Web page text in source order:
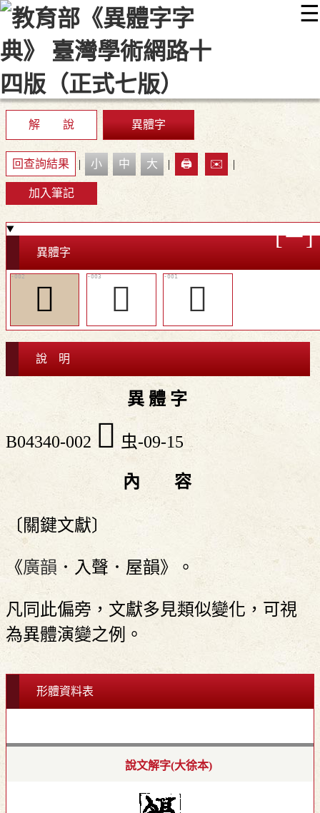
☰
::: 最新消息 常見問題 編輯說明
顯示模式
網站導覽
解 說 異體字
回查詢結果 | 小 中 大 | 🖨️ ✉️ |
加入筆記
異體字
󸥥 󸥦 𧐛
說 明
異 體 字
B04340-002 󸥥 虫-09-15
內 容
〔關鍵文獻〕
《廣韻 ．入聲．屋韻》。
凡同此偏旁，文獻多見類似變化，可視
為異體演變之例。
形體資料表
說文解字(大徐本)